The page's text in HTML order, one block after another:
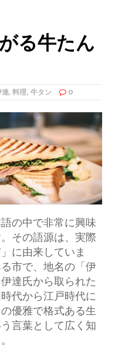
る牛たん
達,料理, 牛タン 0
の中で非常に興味
その語源は、実際
に由来していま
市で、地名の「伊
達氏から取られた
代から江戸時代に
優雅で格式ある生
言葉として広く知